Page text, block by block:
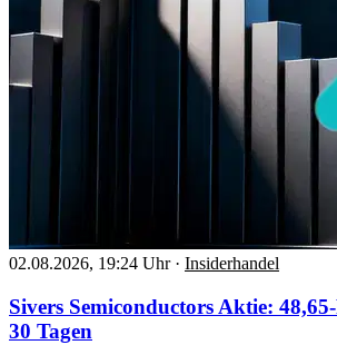
02.08.2026, 19:24 Uhr · Insiderhandel
Sivers Semiconductors Aktie:
30 Tagen